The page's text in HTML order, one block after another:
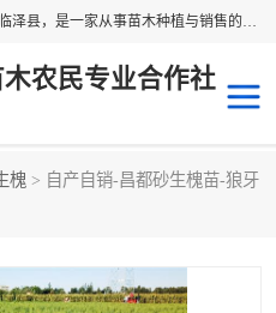
甘肃广恒源苗木农民合作社位于甘肃省临泽县，是一家从事苗木种植与销售的农民合作组织，合作社拥有苗木基地1500多亩，种植苗木品种40多个，年产各类苗木2000多万株。主营：白刺苗、红柳苗、梭梭苗等，我们以“种植一流的苗子，诚信经营”的经营理念，竭诚为每一位客户做优质的服务，欢迎来电咨询！
农民专业合作社
槐 > 自产自销-昌都砂生槐苗-狼牙
柠条